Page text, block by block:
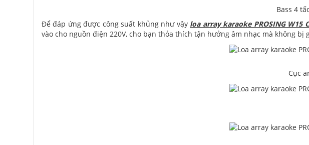
Bass 4
Để đáp ứng được công suất khủng như vậy loa array karaoke PROSING W15
vào cho nguồn điện 220V, cho bạn thỏa thích tận hưởng âm nhạc mà không bị
Cục